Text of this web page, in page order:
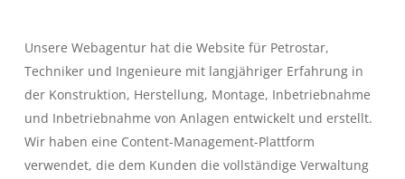
Unsere Webagentur hat die Website für Petrostar,
Techniker und Ingenieure mit langjähriger Erfahrung in
der Konstruktion, Herstellung, Montage, Inbetriebnahme
und Inbetriebnahme von Anlagen entwickelt und erstellt.
Wir haben eine Content-Management-Plattform
verwendet, die dem Kunden die vollständige Verwaltung